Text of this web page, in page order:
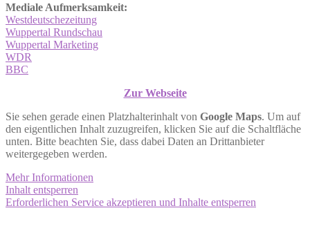
Mediale Aufmerksamkeit:
Westdeutschezeitung
Wuppertal Rundschau
Wuppertal Marketing
WDR
BBC
Zur Webseite
Sie sehen gerade einen Platzhalterinhalt von Google Maps. Um auf
den eigentlichen Inhalt zuzugreifen, klicken Sie auf die Schaltfläche
unten. Bitte beachten Sie, dass dabei Daten an Drittanbieter
weitergegeben werden.
Mehr Informationen
Inhalt entsperren
Erforderlichen Service akzeptieren und Inhalte entsperren